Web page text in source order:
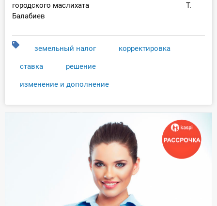
городского маслихата Т.
Балабиев
земельный налог корректировка
ставка решение
изменение и дополнение